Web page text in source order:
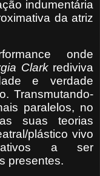
indumentária
da atriz
onde
Clarkrediviva
e verdade
Transmutando-
paralelos, no
suas teorias
plástico vivo
a ser
presentes.